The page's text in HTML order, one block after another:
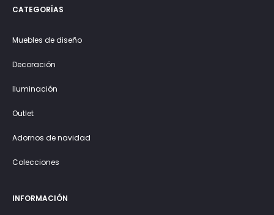
CATEGORÍAS
Muebles de diseño
Decoración
Iluminación
Outlet
Adornos de navidad
Colecciones
INFORMACIÓN